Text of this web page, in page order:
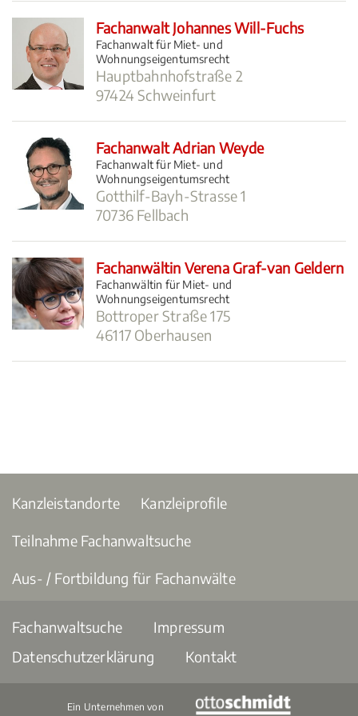
Fachanwalt Johannes Will-Fuchs
Fachanwalt für Miet- und
Wohnungseigentumsrecht
Hauptbahnhofstraße 2
97424 Schweinfurt
Fachanwalt Adrian Weyde
Fachanwalt für Miet- und
Wohnungseigentumsrecht
Gotthilf-Bayh-Strasse 1
70736 Fellbach
Fachanwältin Verena Graf-van Geldern
Fachanwältin für Miet- und
Wohnungseigentumsrecht
Bottroper Straße 175
46117 Oberhausen
Kanzleistandorte Kanzleiprofile
Teilnahme Fachanwaltsuche
Aus- / Fortbildung für Fachanwälte
Fachanwaltsuche
Impressum
Datenschutzerklärung
Kontakt
Ein Unternehmen von